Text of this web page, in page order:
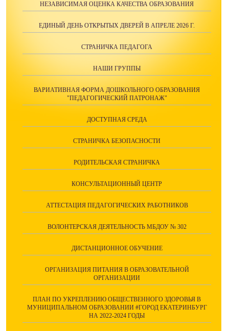
НЕЗАВИСИМАЯ ОЦЕНКА КАЧЕСТВА ОБРАЗОВАНИЯ
ЕДИНЫЙ ДЕНЬ ОТКРЫТЫХ ДВЕРЕЙ В АПРЕЛЕ 2026 Г.
СТРАНИЧКА ПЕДАГОГА
НАШИ ГРУППЫ
ВАРИАТИВНАЯ ФОРМА ДОШКОЛЬНОГО ОБРАЗОВАНИЯ
"ПЕДАГОГИЧЕСКИЙ ПАТРОНАЖ"
ДОСТУПНАЯ СРЕДА
СТРАНИЧКА БЕЗОПАСНОСТИ
РОДИТЕЛЬСКАЯ СТРАНИЧКА
КОНСУЛЬТАЦИОННЫЙ ЦЕНТР
АТТЕСТАЦИЯ ПЕДАГОГИЧЕСКИХ РАБОТНИКОВ
ВОЛОНТЕРСКАЯ ДЕЯТЕЛЬНОСТЬ МБДОУ № 302
ДИСТАНЦИОННОЕ ОБУЧЕНИЕ
ОРГАНИЗАЦИЯ ПИТАНИЯ В ОБРАЗОВАТЕЛЬНОЙ
ОРГАНИЗАЦИИ
ПЛАН ПО УКРЕПЛЕНИЮ ОБЩЕСТВЕННОГО ЗДОРОВЬЯ В
МУНИЦИПАЛЬНОМ ОБРАЗОВАНИИ #ГОРОД ЕКАТЕРИНБУРГ
НА 2022-2024 ГОДЫ